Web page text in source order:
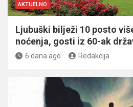
AKTUELNO
Ljubuški bilježi 10 posto
noćenja, gosti iz 60-ak
6 dana ago Redakcija